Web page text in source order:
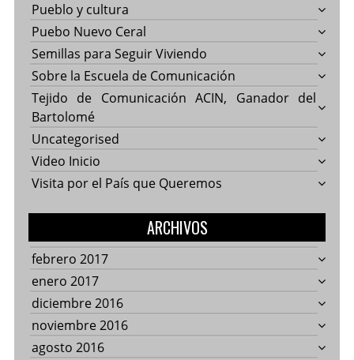
Pueblo y cultura
Puebo Nuevo Ceral
Semillas para Seguir Viviendo
Sobre la Escuela de Comunicación
Tejido de Comunicación ACIN, Ganador del
Bartolomé
Uncategorised
Video Inicio
Visita por el País que Queremos
ARCHIVOS
febrero 2017
enero 2017
diciembre 2016
noviembre 2016
agosto 2016